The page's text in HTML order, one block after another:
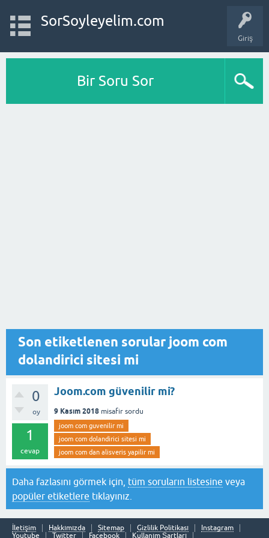
Giriş
SorSoyleyelim.com
Bir Soru Sor
Son etiketlenen sorular joom com
dolandirici sitesi mi
0
oy
1
cevap
Joom.com güvenilir mi?
9 Kasım 2018 misafir sordu
joom com guvenilir mi
joom com dolandirici sitesi mi
joom com dan alisveris yapilir mi
Daha fazlasını görmek için, tüm soruların listesine veya
popüler etiketlere tıklayınız.
İletişim Hakkımızda Sitemap Gizlilik Politikası
Instagram
Youtube
Twitter Facebook Kullanım Şartları